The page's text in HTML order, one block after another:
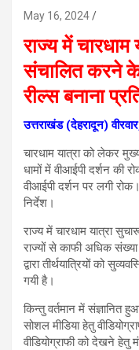
May 16, 2024
राज्य में
संचालित करने के
रील्स बनाना
उत्तराखंड (देहरादून)
चारधाम यात्रा को लेकर
धामों में वीआईपी दर्शन की
वीआईपी दर्शन पर लगी
निर्देश।
राज्य में चारधाम यात्रा
राज्यों से काफी अधिक
द्वारा तीर्थयात्रियों को
गयी है।
किन्तु वर्तमान में संज्ञानित
सोशल मीडिया हेतु
वीडियोग्राफी को देखने